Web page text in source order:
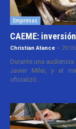
Empresas
CAEME:
Christian Atance - 29/
Durante una
Javier Milei, y el
oficializó...